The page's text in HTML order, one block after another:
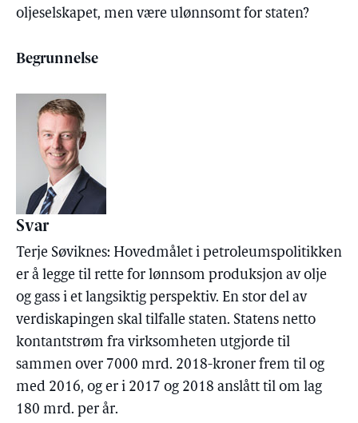
oljeselskapet, men være ulønnsomt for staten?
Begrunnelse
Svar
Terje Søviknes: Hovedmålet i petroleumspolitikken
er å legge til rette for lønnsom produksjon av olje
og gass i et langsiktig perspektiv. En stor del av
verdiskapingen skal tilfalle staten. Statens netto
kontantstrøm fra virksomheten utgjorde til
sammen over 7000 mrd. 2018-kroner frem til og
med 2016, og er i 2017 og 2018 anslått til om lag
180 mrd. per år.